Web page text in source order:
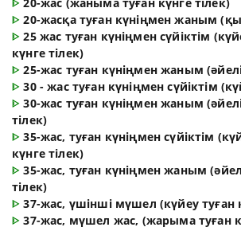
ᐈ20-жасқа туған күніңмен жаным
ᐈ25 жас туған күніңмен сүйіктім
күнге тілек)
ᐈ25-жас туған күніңмен жаным
ᐈ30 - жас туған күніңмен сүйіктім
ᐈ30-жас туған күніңмен жаным
тілек)
ᐈ35-жас, туған күніңмен сүйіктім
күнге тілек)
ᐈ35-жас, туған күніңмен жаным
тілек)
ᐈ37-жас, үшінші мүшел (күйеу туған
ᐈ37-жас, мүшел жас, (жарыма туған